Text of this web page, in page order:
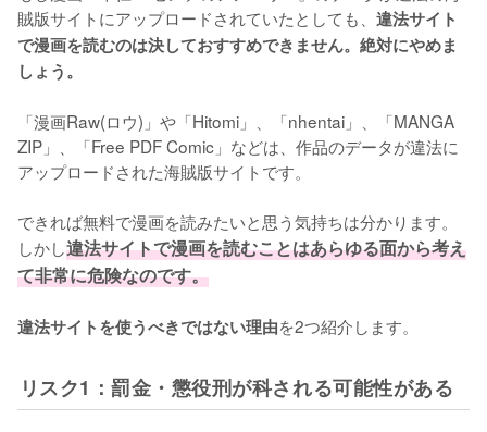
賊版サイトにアップロードされていたとしても、 違法サイト
で漫画を読むのは決しておすすめできません。絶対にやめま
しょう。
「漫画Raw(ロウ)」や「Hitomi」、「nhentai」、「MANGA
ZIP」、「Free PDF Comic」などは、作品のデータが違法に
アップロードされた海賊版サイトです。
できれば無料で漫画を読みたいと思う気持ちは分かります。
しかし違法サイトで漫画を読むことはあらゆる面から考え
て非常に危険なのです。
違法サイトを使うべきではない理由を2つ紹介します。
リスク1：罰金・懲役刑が科される可能性がある